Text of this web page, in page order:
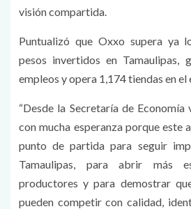
visión compartida.
Puntualizó que Oxxo supera ya
pesos invertidos en Tamaulipas,
empleos y opera 1,174 tiendas en el
“Desde la Secretaría de
con mucha esperanza porque este
punto de partida para seguir
Tamaulipas, para abrir más
productores y para demostrar
pueden competir con calidad,